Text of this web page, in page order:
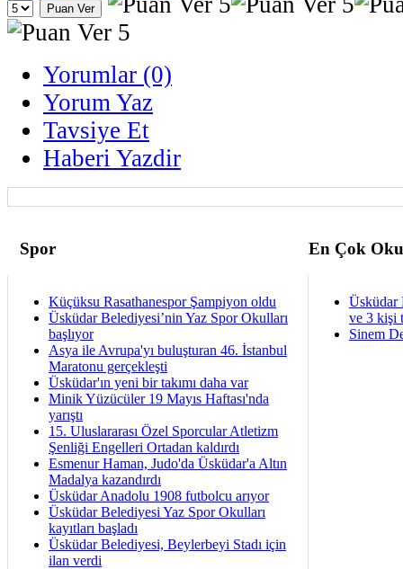
Yorumlar (0)
Yorum Yaz
Tavsiye Et
Haberi Yazdir
Spor En Çok
Küçüksu Rasathanespor Şampiyon oldu
Üsküdar Belediyesi’nin Yaz Spor Okulları
başlıyor
Asya ile Avrupa'yı buluşturan 46. İstanbul
Maratonu gerçekleşti
Üsküdar'ın yeni bir takımı daha var
Minik Yüzücüler 19 Mayıs Haftası'nda
yarıştı
15. Uluslararası Özel Sporcular Atletizm
Şenliği Engelleri Ortadan kaldırdı
Esmenur Haman, Judo'da Üsküdar'a Altın
Madalya kazandırdı
Üsküdar Anadolu 1908 futbolcu arıyor
Üsküdar Belediyesi Yaz Spor Okulları
kayıtları başladı
Üsküdar Belediyesi, Beylerbeyi Stadı için
ilan verdi
Üsküdar
ve 3 kişi
Sinem